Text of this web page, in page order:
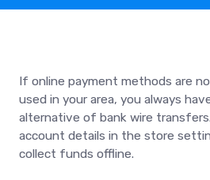
If online payment methods are
used in your area, you always
alternative of bank wire
account details in the store
collect funds offline.